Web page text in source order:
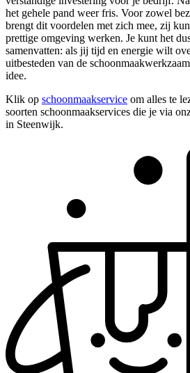
het gehele pand weer fris. Voor zowel
brengt dit voordelen met zich mee, zij
prettige omgeving werken. Je kunt het
samenvatten: als jij tijd en energie wilt
uitbesteden van de
idee.
Klik op schoonmaakservice om alles te
soorten schoonmaakservices die je via
in Steenwijk.